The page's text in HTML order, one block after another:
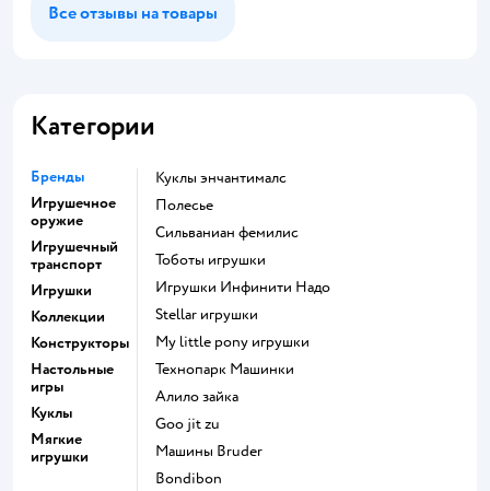
Все отзывы на товары
Категории
Бренды
Игрушечное
оружие
Игрушечный
транспорт
Игрушки
Коллекции
Конструкторы
Настольные
игры
Куклы
Мягкие
игрушки
Куклы энчантималс
Полесье
Сильваниан фемилис
Тоботы игрушки
Игрушки Инфинити Надо
Stellar игрушки
my little pony игрушки
Технопарк Машинки
Алило зайка
Goo jit zu
Машины Bruder
Bondibon